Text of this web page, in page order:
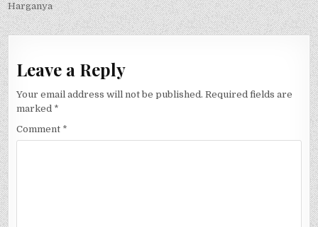
Harganya
Leave a Reply
Your email address will not be published. Required fields are
marked *
Comment *